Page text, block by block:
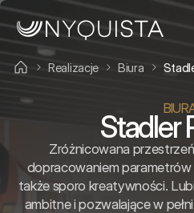
Stadler
Zróżnicowana
dopracowaniem
także sporo kreatywności.
ambitne i pozwalające w
Realizacje Biura